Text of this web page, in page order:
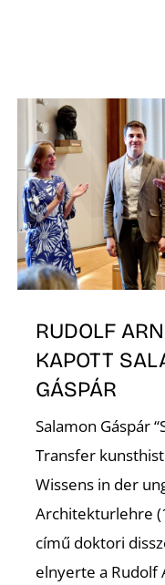
RUDOLF
KAPOTT
GÁSPÁR
Salamon Gáspár
Transfer
Wissens in der
Architekturlehre
című doktori
elnyerte a Rudolf